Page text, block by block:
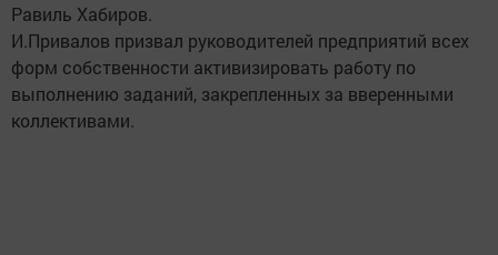
Равиль Хабиров.
И.Привалов призвал руководителей предприятий всех
форм собственности активизировать работу по
выполнению заданий, закрепленных за вверенными
коллективами.